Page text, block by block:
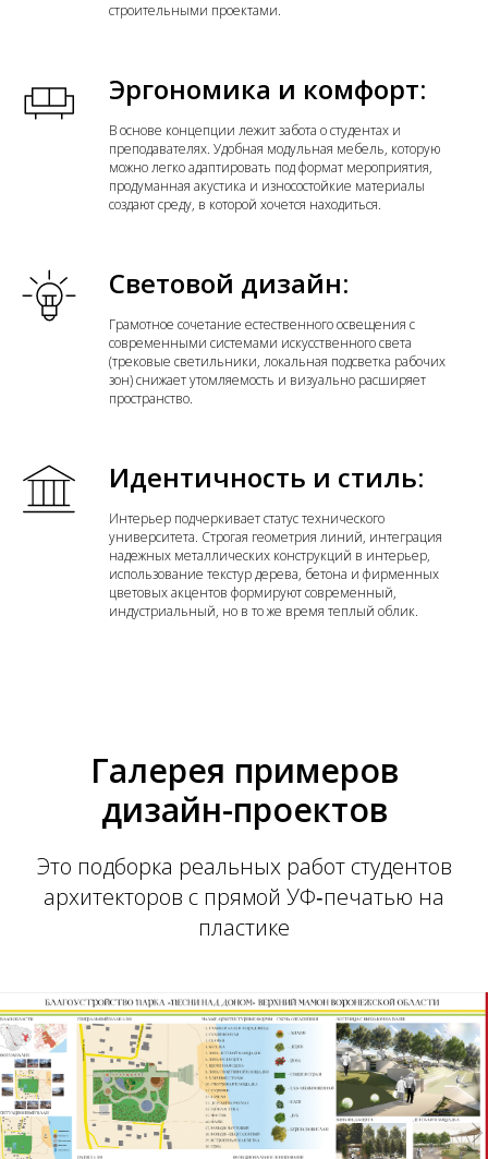
строительными проектами.
Эргономика и комфорт:
В основе концепции лежит забота о студентах и
преподавателях. Удобная модульная мебель, которую
можно легко адаптировать под формат мероприятия,
продуманная акустика и износостойкие материалы
создают среду, в которой хочется находиться.
Световой дизайн:
Грамотное сочетание естественного освещения с
современными системами искусственного света
(трековые светильники, локальная подсветка рабочих
зон) снижает утомляемость и визуально расширяет
пространство.
Идентичность и стиль:
Интерьер подчеркивает статус технического
университета. Строгая геометрия линий, интеграция
надежных металлических конструкций в интерьер,
использование текстур дерева, бетона и фирменных
цветовых акцентов формируют современный,
индустриальный, но в то же время теплый облик.
Галерея примеров
дизайн-проектов
Это подборка реальных работ студентов
архитекторов с прямой УФ‑печатью на
пластике